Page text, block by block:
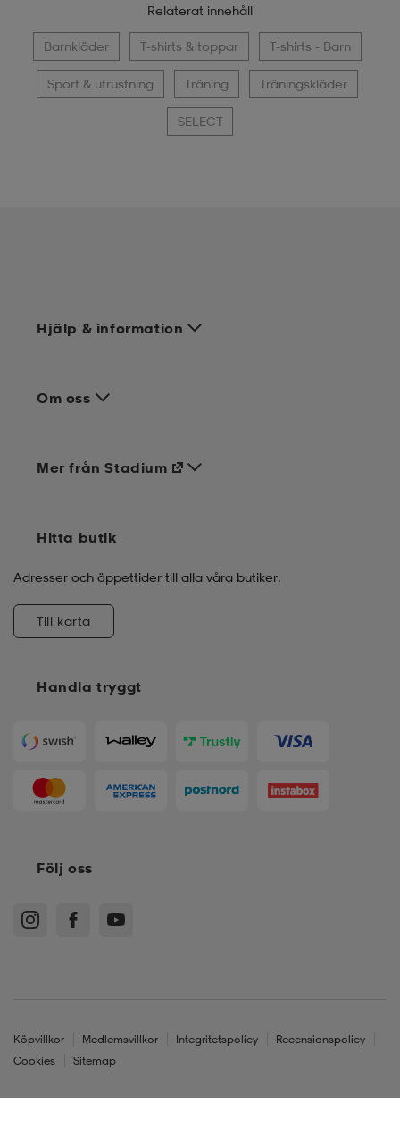
Relaterat innehåll
Barnkläder T-shirts & toppar T-shirts - Barn
Sport & utrustning Träning Träningskläder
SELECT
Hjälp & information
Om oss
Handla tryggt
Mer från Stadium
Hitta butik
Adresser och öppettider till alla våra butiker.
Till karta
Följ oss
Köpvillkor Medlemsvillkor Integritetspolicy
Recensionspolicy
Cookies
Sitemap